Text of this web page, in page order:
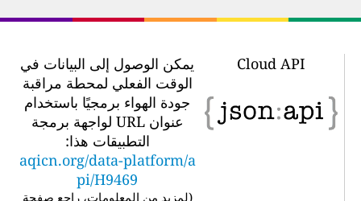
Cloud API
يمكن الوصول إلى البيانات في
الوقت الفعلي لمحطة مراقبة
جودة الهواء برمجيًا باستخدام
عنوان URL لواجهة برمجة
التطبيقات هذا:
aqicn.org/data-platform/a
pi/H9469
لمزيد من المعلومات، راجع صفحة